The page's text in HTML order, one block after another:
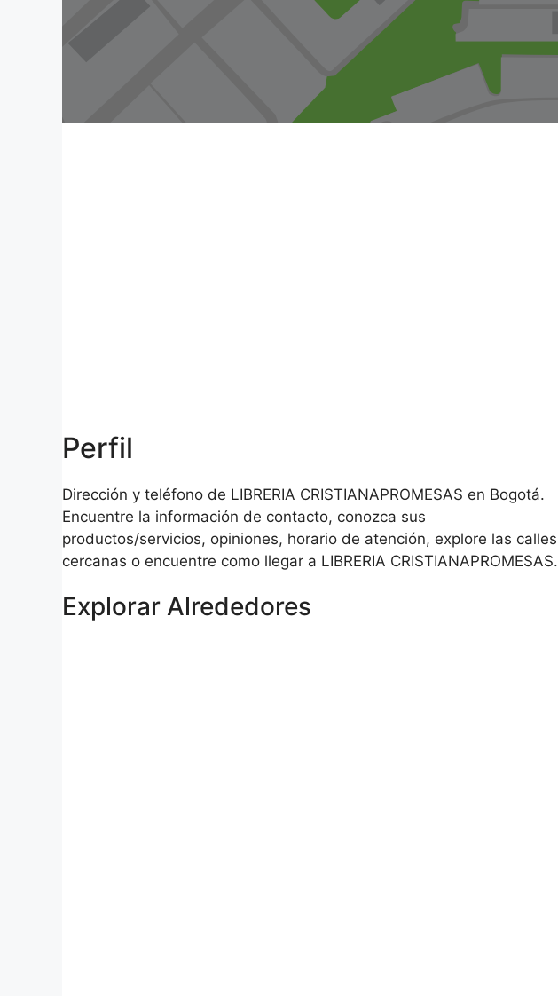
Perfil
Dirección y teléfono de LIBRERIA CRISTIANAPROMESAS en Bogotá.
Encuentre la información de contacto, conozca sus
productos/servicios, opiniones, horario de atención, explore las calles
cercanas o encuentre como llegar a LIBRERIA CRISTIANAPROMESAS.
Explorar Alrededores